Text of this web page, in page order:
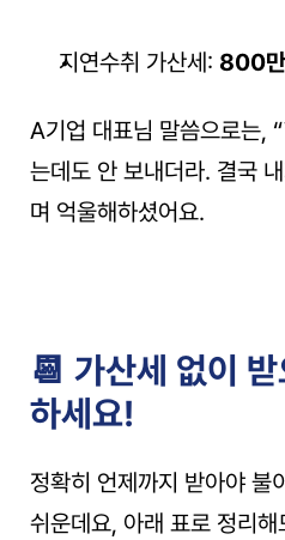
지연수취 가산세: 800
A기업 대표님 말씀으로는,
는데도 안 보내더라. 결국
며 억울해하셨어요.
📆 가산세 없이
하세요!
정확히 언제까지 받아야 불
쉬운데요, 아래 표로 정리해